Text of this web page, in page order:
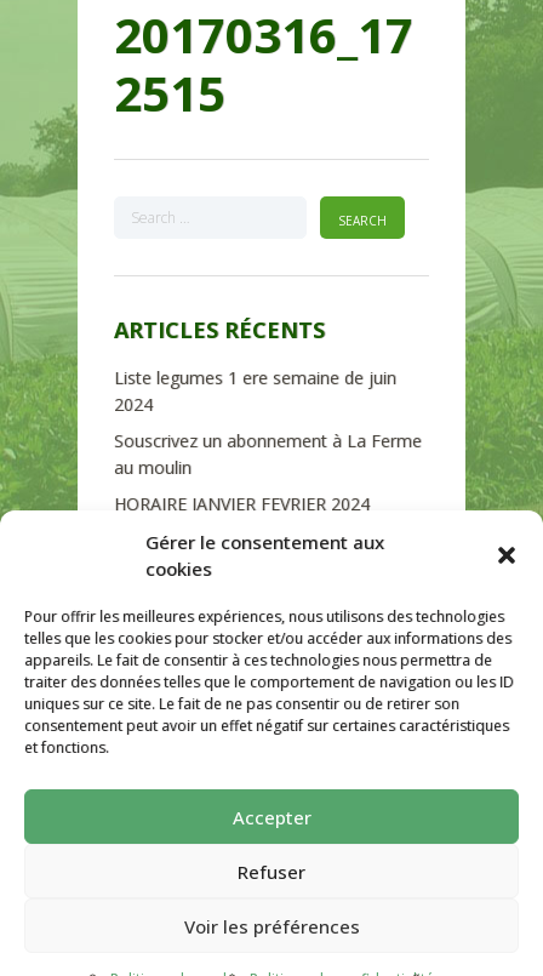
Gérer le consentement aux
cookies
Pour offrir les meilleures expériences, nous utilisons des technologies
telles que les cookies pour stocker et/ou accéder aux informations des
appareils. Le fait de consentir à ces technologies nous permettra de
traiter des données telles que le comportement de navigation ou les ID
uniques sur ce site. Le fait de ne pas consentir ou de retirer son
consentement peut avoir un effet négatif sur certaines caractéristiques
et fonctions.
Accepter
Refuser
Voir les préférences
20170316_17
2515
ARTICLES RÉCENTS
Liste legumes 1 ere semaine de juin
2024
Souscrivez un abonnement à La Ferme
au moulin
HORAIRE JANVIER FEVRIER 2024
Soutien de La Province de Liège
JOURNEE PORTES OUVERTES
CATÉGORIES
La ferme Au Moulin 2026 - Tous droits
réservés